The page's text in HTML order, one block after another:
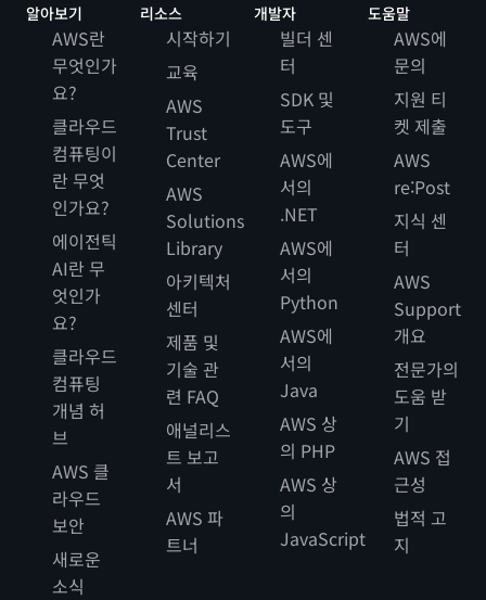
알아보기
AWS란
무엇인가
요?
클라우드
컴퓨팅이
란 무엇
인가요?
에이전틱
AI란 무
엇인가
요?
클라우드
컴퓨팅
개념 허
브
AWS 클
라우드
보안
새로운
소식
리소스
시작하기
교육
AWS
Trust
Center
AWS
Solutions
Library
아키텍처
센터
제품 및
기술 관
련 FAQ
애널리스
트 보고
서
AWS 파
트너
개발자
빌더 센
터
SDK 및
도구
AWS에
서의
.NET
AWS에
서의
Python
AWS에
서의
Java
AWS 상
의 PHP
AWS 상
의
JavaScript
도움말
AWS에
문의
지원 티
켓 제출
AWS
re:Post
지식 센
터
AWS
Support
개요
전문가의
도움 받
기
AWS 접
근성
법적 고
지